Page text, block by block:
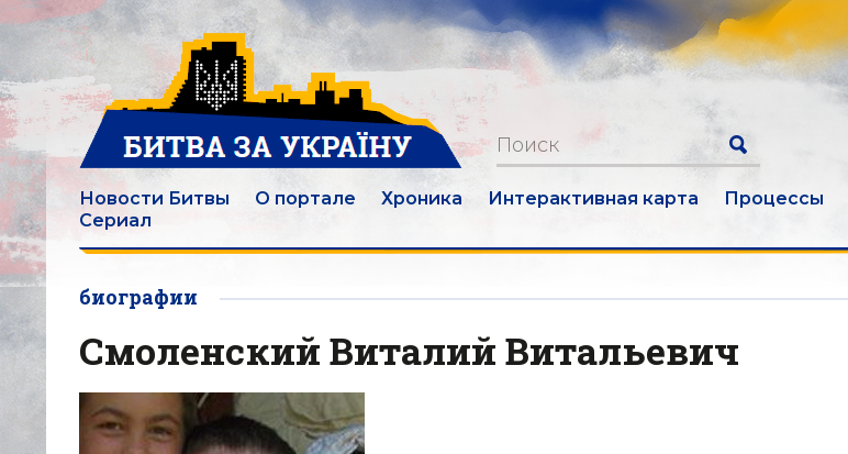
Новости Битвы О портале Хроника Интерактивная карта Процессы
Сериал
биографии
Смоленский Виталий Витальевич